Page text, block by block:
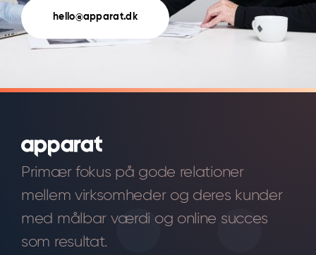
hello@apparat.dk
Primær fokus på gode relationer
mellem virksomheder og deres kunder
med målbar værdi og online succes
som resultat.